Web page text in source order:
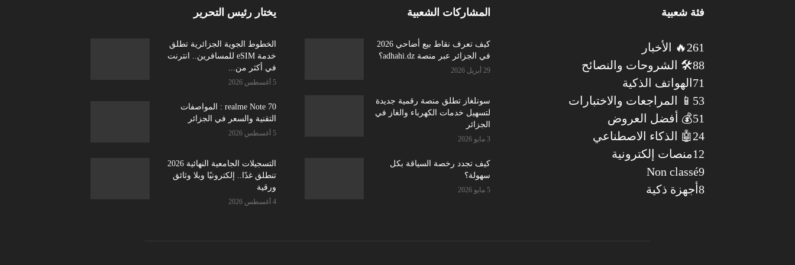
يختار رئيس التحرير
الخطوط الجوية الجزائرية تطلق
خدمة eSIM للمسافرين.. انترنت
في أكثر من...
5 أغسطس 2026
realme Note 70 : المواصفات
التقنية والسعر في الجزائر
5 أغسطس 2026
التسجيلات الجامعية النهائية 2026
تنطلق غدًا.. إلكترونيًا وبلا وثائق
ورقية
4 أغسطس 2026
المشاركات الشعبية
كيف تعرف نقاط بيع أضاحي 2026
في الجزائر عبر منصة adhahi.dz؟
29 أبريل 2026
سونلغاز تطلق منصة رقمية جديدة
لتسهيل خدمات الكهرباء والغاز في
الجزائر
3 مايو 2026
كيف تجدد رخصة السياقة بكل
سهولة؟
5 مايو 2026
فئة شعبية
🔥 الأخبار261
🛠️ الشروحات والنصائح88
الهواتف الذكية 71
📱 المراجعات والاختبارات 53
💰 أفضل العروض51
🤖 الذكاء الاصطناعي24
منصات إلكترونية12
Non classé9
أجهزة ذكية 8